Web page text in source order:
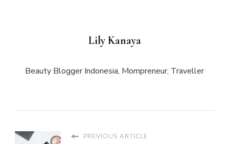
Lily Kanaya
Beauty Blogger Indonesia, Mompreneur, Traveller
PREVIOUS ARTICLE